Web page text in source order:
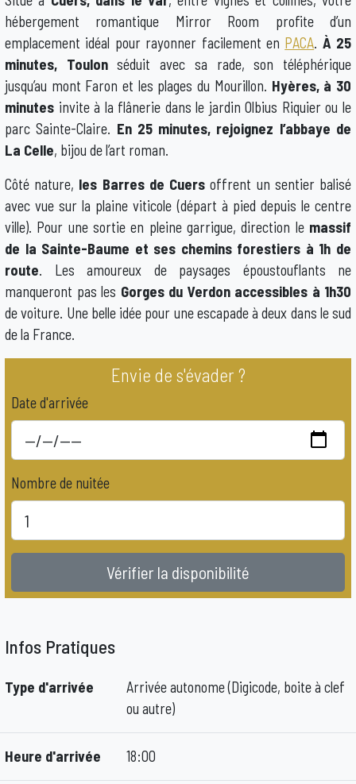
hébergement romantique Mirror Room profite d’un
emplacement idéal pour rayonner facilement en PACA. À 25
minutes, Toulonséduit avec sa rade, son téléphérique
jusqu’au mont Faron et les plages du Mourillon. Hyères, à 30
minutes invite à la flânerie dans le jardin Olbius Riquier ou le
parc Sainte-Claire. En 25 minutes, rejoignez l’abbaye de
La Celle, bijou de l’art roman.
Côté nature, les Barres de Cuers offrent un sentier balisé
avec vue sur la plaine viticole (départ à pied depuis le centre
ville). Pour une sortie en pleine garrigue, direction lemassif
de la Sainte-Baume et ses chemins forestiers à 1h de
route. Les amoureux de paysages époustouflants ne
manqueront pas les Gorges du Verdon accessibles à 1h30
de voiture. Une belle idée pour une escapade à deux dans le sud
de la France.
Envie de s'évader ?
Date d'arrivée
Nombre de nuitée
Vérifier la disponibilité
Infos Pratiques
Type d'arrivée
Arrivée autonome (Digicode, boite à clef
ou autre)
Heure d'arrivée 18:00